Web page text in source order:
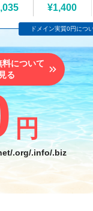
¥1,400
ドメイン実質0円につ
料について
る
円
/.org/.info/.biz